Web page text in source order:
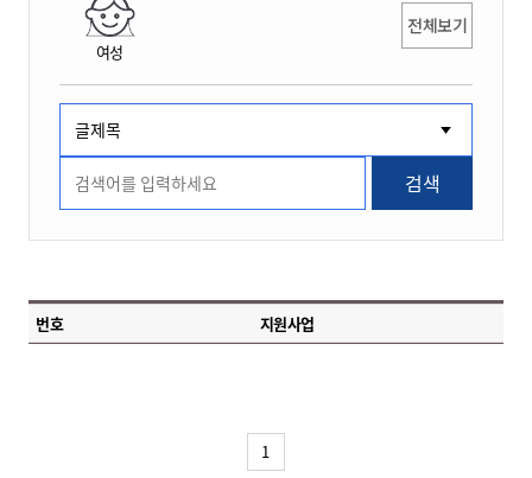
여성
전체보기
검색
번호 지원사업
1